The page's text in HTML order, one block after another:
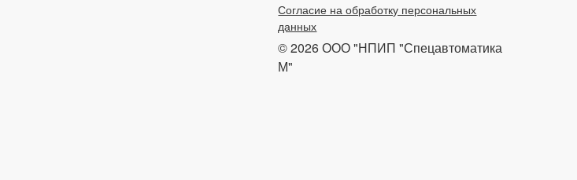
Согласие на обработку персональных
данных
© 2026 ООО "НПИП "Спецавтоматика
М"